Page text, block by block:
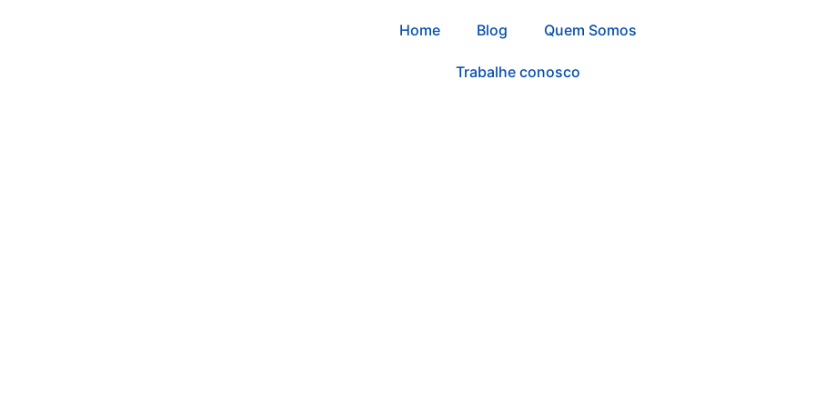
Home Blog Quem Somos
Trabalhe conosco